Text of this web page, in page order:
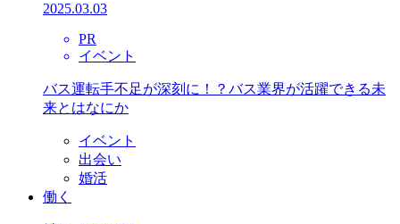
2025.03.03
PR
イベント
バス運転手不足が深刻に！？バス業界が活躍できる未
来とはなにか
イベント
出会い
婚活
働く